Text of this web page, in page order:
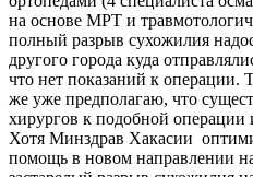
на основе МРТ и
полный разрыв сухожилия
другого города куда
что нет показаний к операции.
же уже предполагаю, что
хирургов к подобной операции
Хотя Минздрав Хакасии
помощь в новом направлении